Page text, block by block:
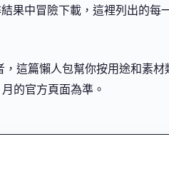
果中冒險下載，這裡列出的每
這篇懶人包幫你按用途和素材
的官方頁面為準。